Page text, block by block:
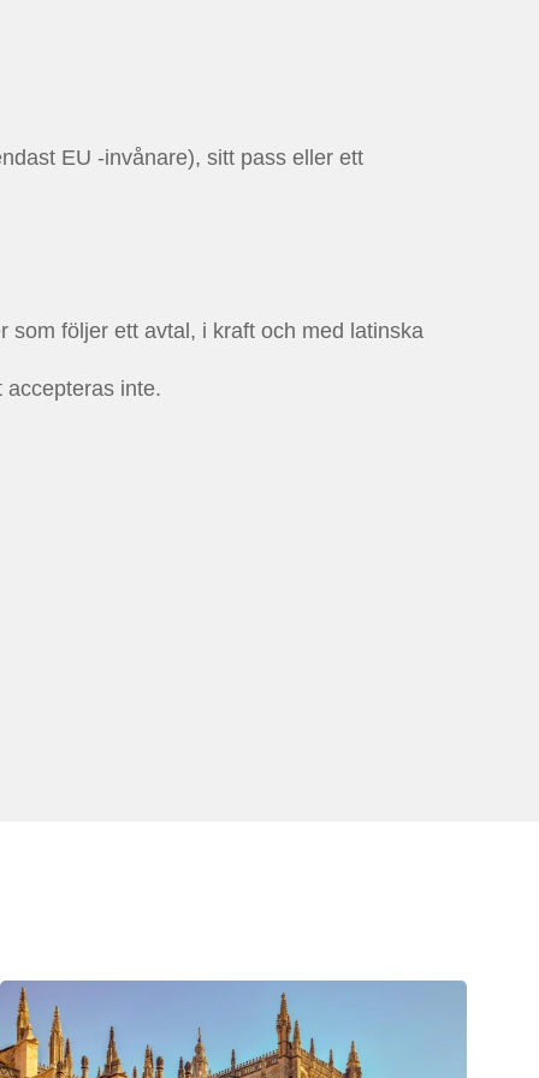
EU -invånare), sitt pass eller ett
följer ett avtal, i kraft och med latinska
inte.